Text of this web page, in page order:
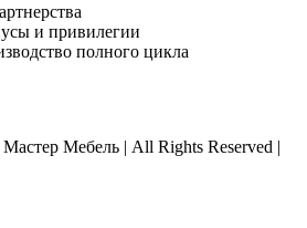
и привилегии
полного цикла
Мебель | All Rights Reserved |